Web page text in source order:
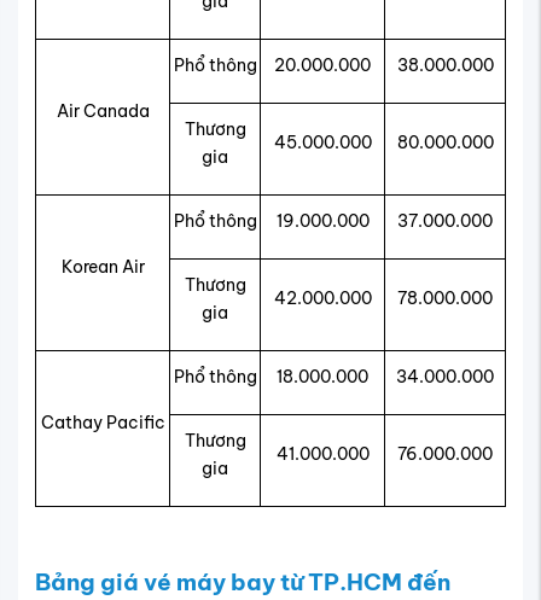
Air Canada
Phổ thông 20.000.000 38.000.000
Thương
gia
45.000.000 80.000.000
Korean Air
Phổ thông 19.000.000 37.000.000
Thương
gia
42.000.000 78.000.000
Cathay Pacific
Phổ thông 18.000.000 34.000.000
Thương
gia
41.000.000 76.000.000
Bảng giá vé máy bay từ TP.HCM đến